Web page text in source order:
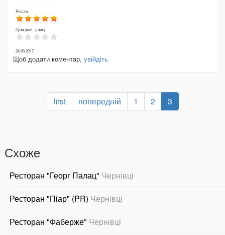
Якість:
Ціни (вис -> низ):
24.03.2017
Щоб додати коментар, увійдіть
first попередній 1 2 3
Схоже
Ресторан "Георг Палац" Чернівці
Ресторан "Піар" (PR) Чернівці
Ресторан "Фаберже" Чернівці